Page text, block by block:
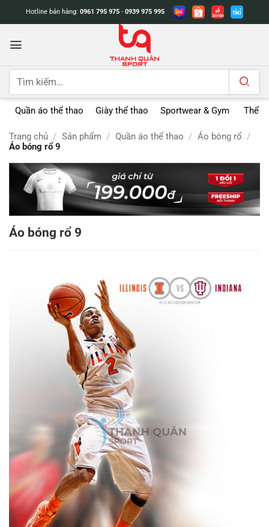
dung
Hotline bán hàng: 0961 795 975 - 0939 975 995
Tìm
Quần áo thể thao Giày thể thao Sportwear & Gym Thể
Trang chủ / Sản phẩm / Quần áo thể thao / Áo bóng rổ /
Áo bóng rổ 9
Áo bóng rổ 9